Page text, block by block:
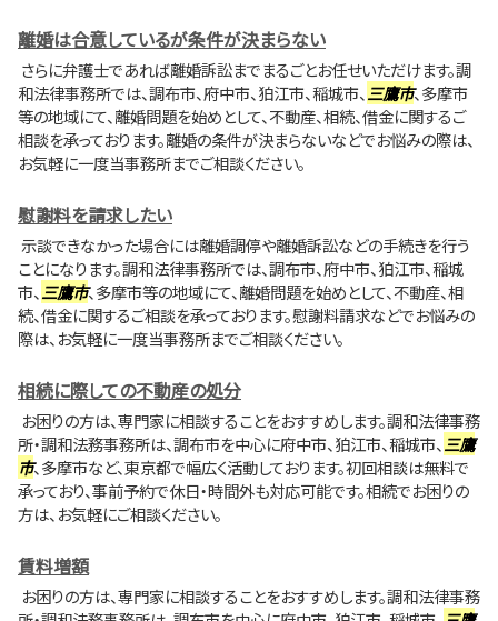
離婚は合意しているが条件が決まらない
さらに弁護士であれば離婚訴訟までまるごとお任せいただけます。調
和法律事務所では、調布市、府中市、狛江市、稲城市、三鷹市、多摩市
等の地域にて、離婚問題を始めとして、不動産、相続、借金に関するご
相談を承っております。離婚の条件が決まらないなどでお悩みの際は、
お気軽に一度当事務所までご相談ください。
慰謝料を請求したい
示談できなかった場合には離婚調停や離婚訴訟などの手続きを行う
ことになります。調和法律事務所では、調布市、府中市、狛江市、稲城
市、三鷹市、多摩市等の地域にて、離婚問題を始めとして、不動産、相
続、借金に関するご相談を承っております。慰謝料請求などでお悩みの
際は、お気軽に一度当事務所までご相談ください。
相続に際しての不動産の処分
お困りの方は、専門家に相談することをおすすめします。調和法律事務
所・調和法務事務所は、調布市を中心に府中市、狛江市、稲城市、三鷹
市、多摩市など、東京都で幅広く活動しております。初回相談は無料で
承っており、事前予約で休日・時間外も対応可能です。相続でお困りの
方は、お気軽にご相談ください。
賃料増額
お困りの方は、専門家に相談することをおすすめします。調和法律事務